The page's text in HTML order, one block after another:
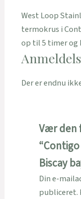
West Loop
termokrus i
op til 5 timer og
Der er endnu
Vær den
Biscay
Din e-
publiceret.